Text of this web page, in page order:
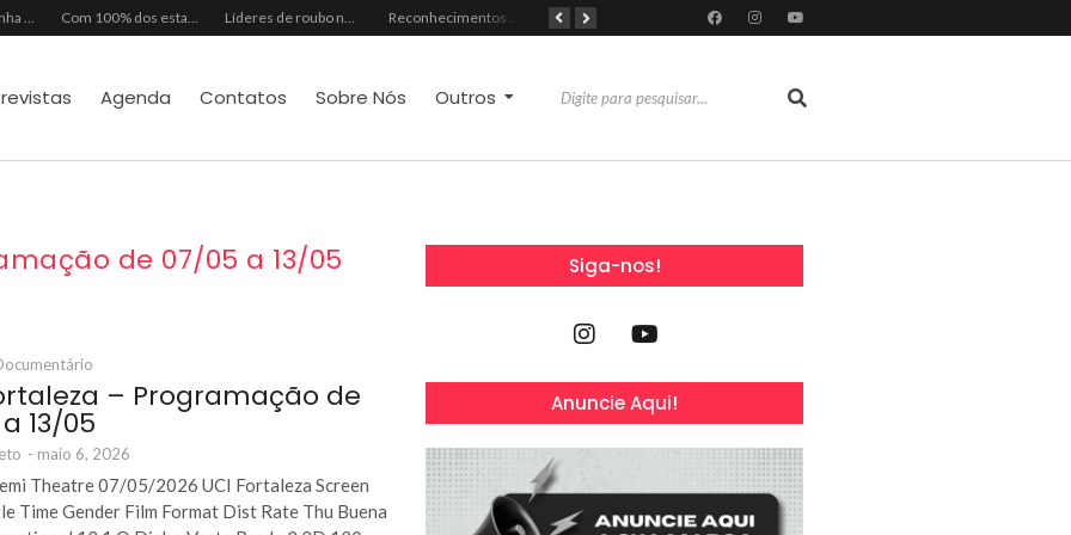
Mês dos Pais ganha programação especial com atrações gratuitas para toda a família no Shopping Maranguape Com 100% dos estandes comercializados, Feira Regional da Beleza reunirá mais de 500 marcas no Centro de Eventos do CE em outubro Líderes de roubo no país, Chevrolet Ônix e Prisma, Hyundai HB20 e Ford Ka enfrentam escassez de peças originais Reconhecimentos consolidam legado do Grupo Raymundo da Fonte ao completar 80 anos
Agenda Contatos Sobre Nós Outros
de 07/05 a 13/05
– Programação de
13/05
- maio 6, 2026
Theatre 07/05/2026 UCI Fortaleza Screen
Time Gender Film Format Dist Rate Thu Buena
Siga-nos!
Anuncie Aqui!